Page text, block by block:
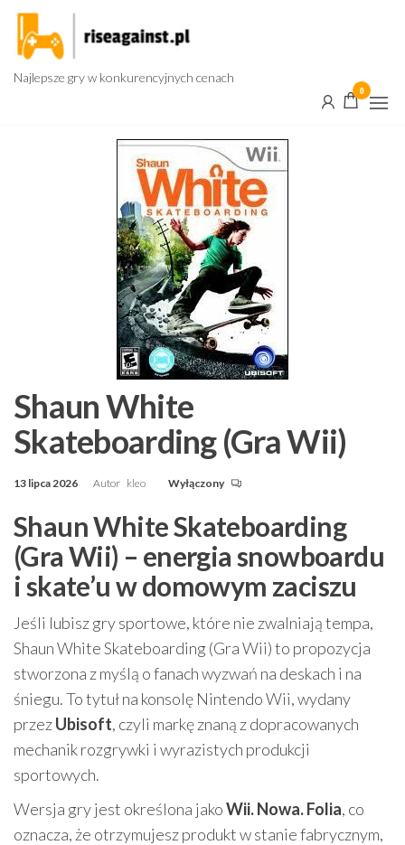
Przejdź
treści
Najlepsze gry w konkurencyjnych cenach
0
Shaun White
Skateboarding (Gra Wii)
13 lipca 2026 Autor kleo Wyłączony
Shaun White Skateboarding
(Gra Wii) – energia snowboardu
i skate’u w domowym zaciszu
Jeśli lubisz gry sportowe, które nie zwalniają tempa,
Shaun White Skateboarding (Gra Wii) to propozycja
stworzona z myślą o fanach wyzwań na deskach i na
śniegu. To tytuł na konsolę Nintendo Wii, wydany
przezUbisoft, czyli markę znaną z dopracowanych
mechanik rozgrywki i wyrazistych produkcji
sportowych.
Wersja gry jest określona jakoWii. Nowa. Folia, co
oznacza, że otrzymujesz produkt w stanie fabrycznym,